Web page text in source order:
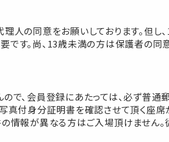
人の同意をお願いしております。但し
す。尚、13歳未満の方は保護者の同
で、会員登録にあたっては、必ず普
真付身分証明書を確認させて頂く座
情報が異なる方はご入場頂けません。